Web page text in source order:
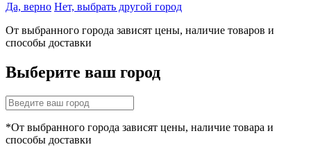
Да, верно Нет, выбрать другой город
От выбранного города зависят цены, наличие товаров и
способы доставки
Выберите ваш город
*От выбранного города зависят цены, наличие товара и
способы доставки